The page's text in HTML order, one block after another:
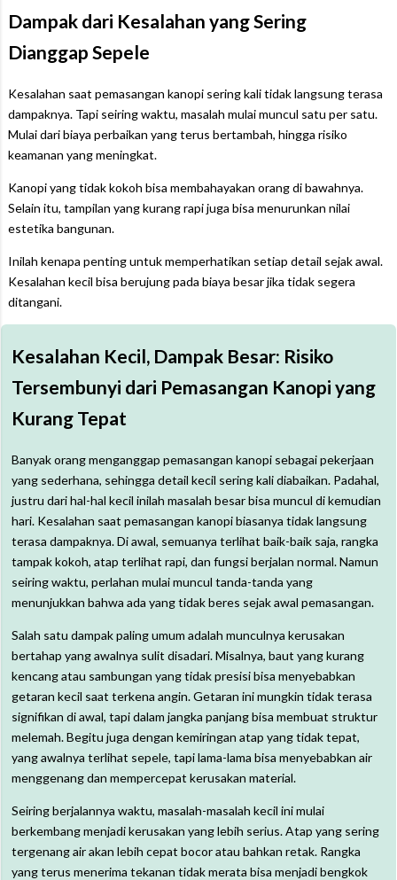
Dampak dari Kesalahan yang Sering
Dianggap Sepele
Kesalahan saat pemasangan kanopi sering kali tidak langsung terasa
dampaknya. Tapi seiring waktu, masalah mulai muncul satu per satu.
Mulai dari biaya perbaikan yang terus bertambah, hingga risiko
keamanan yang meningkat.
Kanopi yang tidak kokoh bisa membahayakan orang di bawahnya.
Selain itu, tampilan yang kurang rapi juga bisa menurunkan nilai
estetika bangunan.
Inilah kenapa penting untuk memperhatikan setiap detail sejak awal.
Kesalahan kecil bisa berujung pada biaya besar jika tidak segera
ditangani.
Kesalahan Kecil, Dampak Besar: Risiko
Tersembunyi dari Pemasangan Kanopi yang
Kurang Tepat
Banyak orang menganggap pemasangan kanopi sebagai pekerjaan
yang sederhana, sehingga detail kecil sering kali diabaikan. Padahal,
justru dari hal-hal kecil inilah masalah besar bisa muncul di kemudian
hari. Kesalahan saat pemasangan kanopi biasanya tidak langsung
terasa dampaknya. Di awal, semuanya terlihat baik-baik saja, rangka
tampak kokoh, atap terlihat rapi, dan fungsi berjalan normal. Namun
seiring waktu, perlahan mulai muncul tanda-tanda yang
menunjukkan bahwa ada yang tidak beres sejak awal pemasangan.
Salah satu dampak paling umum adalah munculnya kerusakan
bertahap yang awalnya sulit disadari. Misalnya, baut yang kurang
kencang atau sambungan yang tidak presisi bisa menyebabkan
getaran kecil saat terkena angin. Getaran ini mungkin tidak terasa
signifikan di awal, tapi dalam jangka panjang bisa membuat struktur
melemah. Begitu juga dengan kemiringan atap yang tidak tepat,
yang awalnya terlihat sepele, tapi lama-lama bisa menyebabkan air
menggenang dan mempercepat kerusakan material.
Seiring berjalannya waktu, masalah-masalah kecil ini mulai
berkembang menjadi kerusakan yang lebih serius. Atap yang sering
tergenang air akan lebih cepat bocor atau bahkan retak. Rangka
yang terus menerima tekanan tidak merata bisa menjadi bengkok